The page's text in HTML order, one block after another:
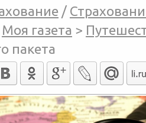
/
Моя газета >
пакета